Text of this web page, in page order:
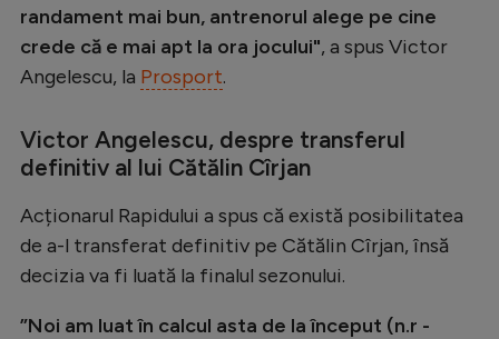
Formula 1
Gimnastică
Rugby
Ciclism
Alte sporturi
JO 2024
randament mai bun, antrenorul alege pe cine
crede că e mai apt la ora jocului", a spus Victor
Angelescu, la Prosport.
Victor Angelescu, despre transferul
definitiv al lui Cătălin Cîrjan
Acționarul Rapidului a spus că există posibilitatea
de a-l transferat definitiv pe Cătălin Cîrjan, însă
decizia va fi luată la finalul sezonului.
”Noi am luat în calcul asta de la început (n.r -